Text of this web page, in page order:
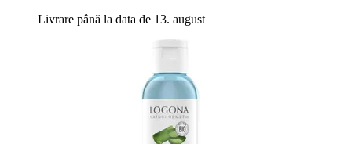
Livrare până la data de 13. august